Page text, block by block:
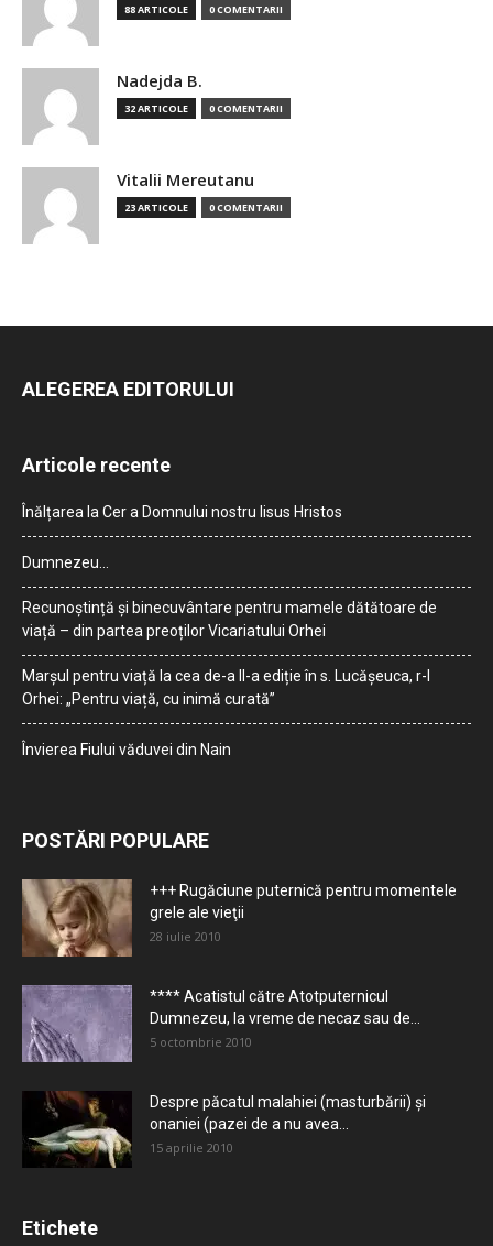
88 ARTICOLE 0 COMENTARII
Nadejda B.
32 ARTICOLE 0 COMENTARII
Vitalii Mereutanu
23 ARTICOLE 0 COMENTARII
ALEGEREA EDITORULUI
Articole recente
Înălțarea la Cer a Domnului nostru Iisus Hristos
Dumnezeu…
Recunoștință și binecuvântare pentru mamele dătătoare de
viață – din partea preoților Vicariatului Orhei
Marșul pentru viață la cea de-a II-a ediție în s. Lucășeuca, r-l
Orhei: „Pentru viață, cu inimă curată”
Învierea Fiului văduvei din Nain
POSTĂRI POPULARE
+++ Rugăciune puternică pentru momentele
grele ale vieţii
28 iulie 2010
**** Acatistul către Atotputernicul
Dumnezeu, la vreme de necaz sau de...
5 octombrie 2010
Despre păcatul malahiei (masturbării) şi
onaniei (pazei de a nu avea...
15 aprilie 2010
Etichete